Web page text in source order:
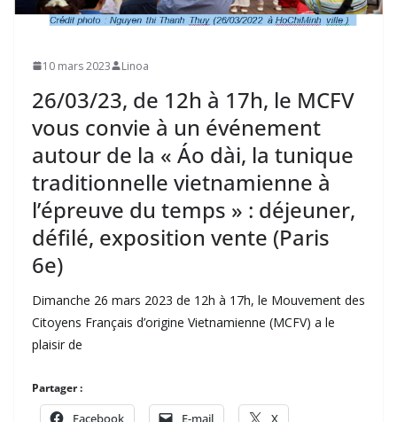
10 mars 2023 Linoa
26/03/23, de 12h à 17h, le MCFV
vous convie à un événement
autour de la « Áo dài, la tunique
traditionnelle vietnamienne à
l’épreuve du temps » : déjeuner,
défilé, exposition vente (Paris
6e)
Dimanche 26 mars 2023 de 12h à 17h, le Mouvement des
Citoyens Français d’origine Vietnamienne (MCFV) a le
plaisir de
Partager :
Facebook E-mail X